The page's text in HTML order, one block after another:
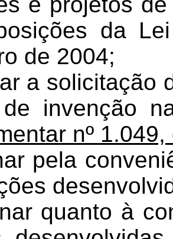
da
de 2004;
a solicitação
de invenção
nº
pela
quanto à